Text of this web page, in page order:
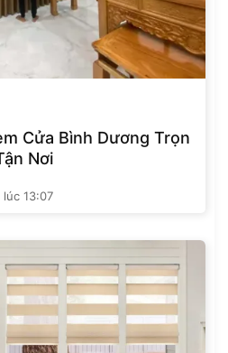
Cửa Bình Dương Trọn
Nơi
lúc 13:07